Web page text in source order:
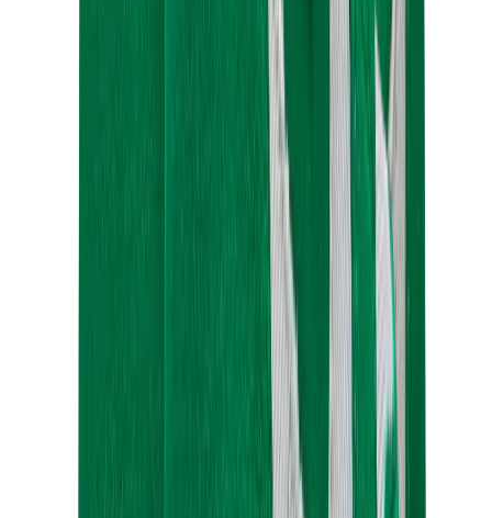
درول دو مونسيور
دنيم تيرز
بروكن بلانت
كيث
ملابس ترافيس سكوت
فير أوف غاد × إيسنشالز
ريبرزنت
درو
View All